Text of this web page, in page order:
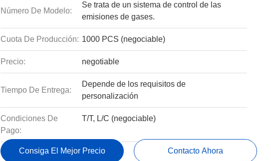
Número De Modelo:
Se trata de un sistema de control de las
emisiones de gases.
Cuota De Producción: 1000 PCS (negociable)
Precio: negotiable
Tiempo De Entrega:
Depende de los requisitos de
personalización
Condiciones De
Pago:
T/T, L/C (negociable)
Consiga El Mejor Precio Contacto Ahora